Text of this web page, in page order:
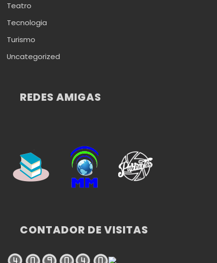
Teatro
Tecnologia
Turismo
Uncategorized
REDES AMIGAS
CONTADOR DE VISITAS